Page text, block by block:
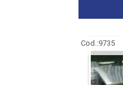
Cod.:9735